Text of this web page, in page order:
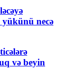
yükünü necə
və beyin